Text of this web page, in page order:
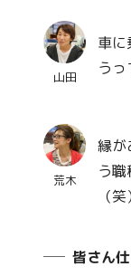
山田
車に
うっ
荒木
縁が
う
（笑
皆さん